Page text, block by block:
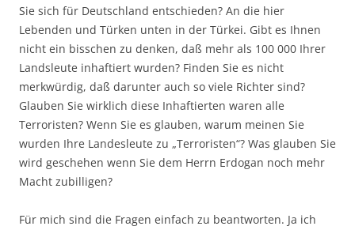
Sie sich für Deutschland entschieden? An die hier
Lebenden und Türken unten in der Türkei. Gibt es Ihnen
nicht ein bisschen zu denken, daß mehr als 100 000 Ihrer
Landsleute inhaftiert wurden? Finden Sie es nicht
merkwürdig, daß darunter auch so viele Richter sind?
Glauben Sie wirklich diese Inhaftierten waren alle
Terroristen? Wenn Sie es glauben, warum meinen Sie
wurden Ihre Landesleute zu „Terroristen“? Was glauben Sie
wird geschehen wenn Sie dem Herrn Erdogan noch mehr
Macht zubilligen?
Für mich sind die Fragen einfach zu beantworten. Ja ich